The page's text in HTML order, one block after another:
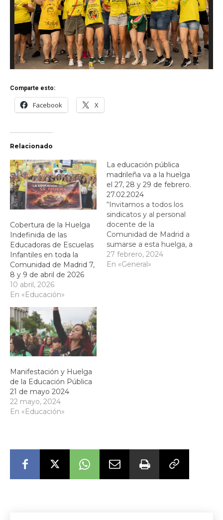
Comparte esto:
Facebook X
Relacionado
Cobertura de la Huelga
Indefinida de las
Educadoras de Escuelas
Infantiles en toda la
Comunidad de Madrid 7,
8 y 9 de abril de 2026
10 abril, 2026
En «Educación»
La educación pública
madrileña va a la huelga
el 27, 28 y 29 de febrero.
27.02.2024
“Invitamos a todos los
sindicatos y al personal
docente de la
Comunidad de Madrid a
sumarse a esta huelga, a
las actividades y jornadas
de reflexión y
27 febrero, 2024
En «General»
Manifestación y Huelga
de la Educación Pública
21 de mayo 2024
22 mayo, 2024
En «Educación»